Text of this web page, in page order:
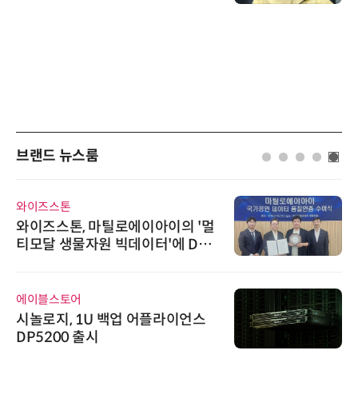
브랜드 뉴스룸
와이즈스톤
와이즈스톤, 마틸로에이아이의 '멀
티모달 생물자원 빅데이터'에 DQ
에이블스토어
시놀로지, 1U 백업 어플라이언스
DP5200 출시